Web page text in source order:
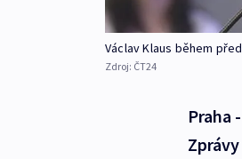
Václav Klaus během
Zdroj: ČT24
Praha